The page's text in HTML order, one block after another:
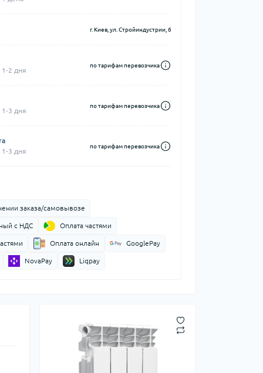
г. Киев, ул. Стройиндустрии, 6
2 дня
по тарифам перевозчика
3 дня
по тарифам перевозчика
3 дня
по тарифам перевозчика
заказа/самовывозе
с НДС Оплата частями
Оплата онлайн GooglePay
NovaPay Liqpay